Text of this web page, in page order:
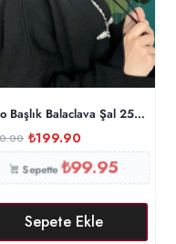
Başlık Balaclava Şal 25801 –
₺199.90
Sepette₺99.95
Sepete Ekle